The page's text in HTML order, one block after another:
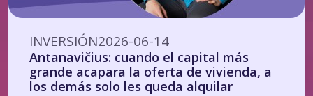
INVERSIÓN2026-06-14
Antanavičius: cuando el capital más
grande acapara la oferta de vivienda, a
los demás solo les queda alquilar